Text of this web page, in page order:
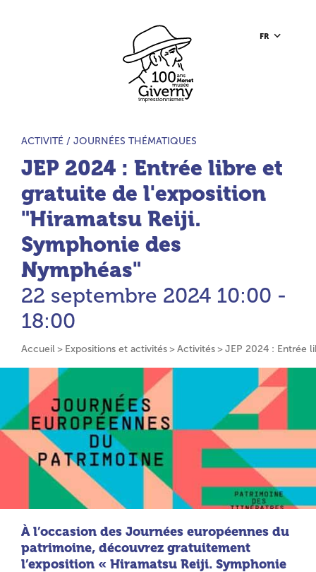
FR
Accueil du site
TYPE D’ACTIVITÉ :
ACTIVITÉ /JOURNÉES THÉMATIQUES
JEP 2024 : Entrée libre et
gratuite de l'exposition
"Hiramatsu Reiji.
Symphonie des
Nymphéas"
22 septembre 2024 10:00 -
18:00
Accueil Expositions et activités Activités JEP 2024 : Entrée
À l’occasion des Journées européennes du
patrimoine, découvrez gratuitement
l’exposition « Hiramatsu Reiji. Symphonie